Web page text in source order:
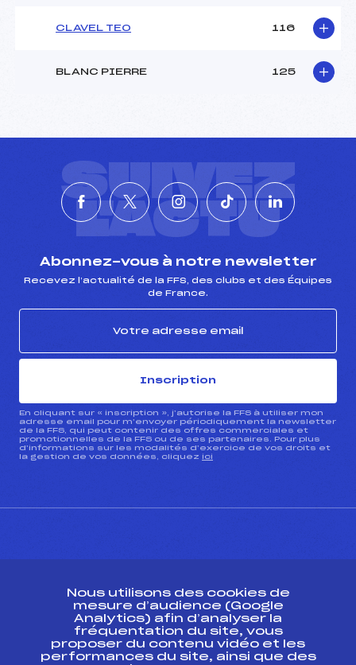
CLAVEL TEO 116
BLANC PIERRE 125
SUIVEZ
L'ACTU
Abonnez-vous à notre newsletter
Recevez l’actualité de la FFS, des clubs et des Équipes
de France.
Inscription
En cliquant sur « inscription », j’autorise la FFS à utiliser mon
adresse email pour m’envoyer périodiquement la newsletter
de la FFS, qui peut contenir des offres commerciales et
promotionnelles de la FFS ou de ses partenaires. Pour plus
d’informations sur les modalités d’exercice de vos droits et
la gestion de vos données, cliquez ici
Ressources
Pass’Neige
Nous utilisons des cookies de
mesure d’audience (Google
Analytics) afin d’analyser la
fréquentation du site, vous
proposer du contenu vidéo et les
performances du site, ainsi que des